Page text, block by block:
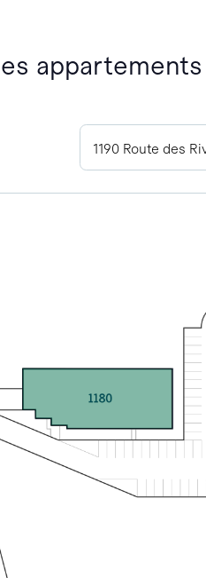
appartements
1190 Route des